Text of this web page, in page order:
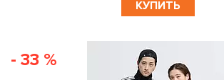
КУПИТЬ
- 33 %